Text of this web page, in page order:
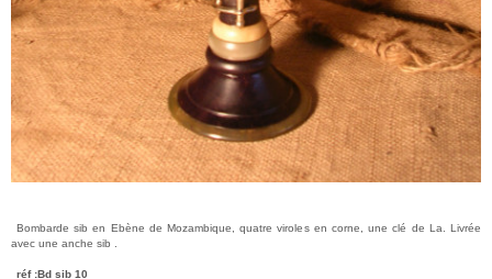
Bombarde sib en Ebène de Mozambique, quatre viroles en corne, une clé de La. Livrée
avec une anche sib .
réf :Bd sib 10